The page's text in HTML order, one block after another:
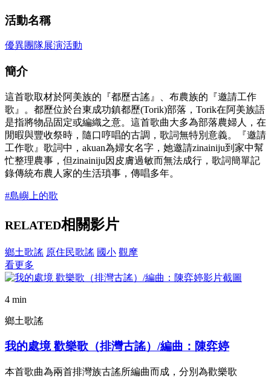
活動名稱
優異團隊展演活動
簡介
這首歌取材於阿美族的『都歷古謠』、布農族的『邀請工作
歌』。都歷位於台東成功鎮都歷(Torik)部落，Torik在阿美族語
是指將物品固定或編織之意。這首歌曲大多為部落農婦人，在
閒暇與豐收祭時，隨口哼唱的古調，歌詞無特別意義。『邀請
工作歌』歌詞中，akuan為婦女名字，她邀請zinainiju到家中幫
忙整理農事，但zinainiju因皮膚過敏而無法成行，歌詞簡單記
錄傳統布農人家的生活瑣事，傳唱多年。
#島嶼上的歌
RELATED相關影片
鄉土歌謠 原住民歌謠 國小 觀摩
看更多
4 min
鄉土歌謠
我的處境 歡樂歌（排灣古謠）/編曲：陳弈婷
本首歌曲為兩首排灣族古謠所編曲而成，分別為歡樂歌